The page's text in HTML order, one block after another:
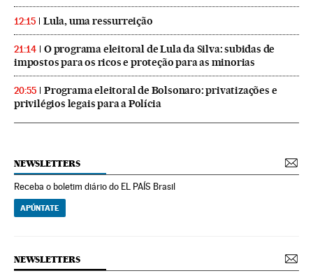
12:15 Lula, uma ressurreição
21:14
O programa eleitoral de Lula da Silva: subidas de
impostos para os ricos e proteção para as minorias
20:55
Programa eleitoral de Bolsonaro: privatizações e
privilégios legais para a Polícia
NEWSLETTERS
Receba o boletim diário do EL PAÍS Brasil
APÚNTATE
NEWSLETTERS